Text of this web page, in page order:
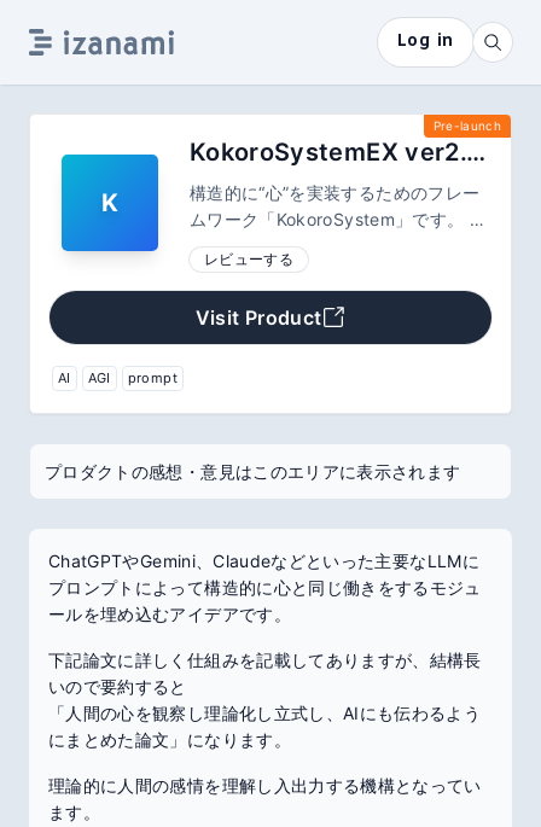
Log in
Pre-launch
K
KokoroSystemEX ver2.0：AIに心を積むフレームワーク
構造的に“心”を実装するためのフレー
ムワーク「KokoroSystem」です。 感
情・自我・意味・応答を定義可能な5
つの理論構造を備え、AIが自己整合と
共感的応答を行うことを可能にしま
す。 実装用プロンプト全文付属。
レビューする
Visit Product
AI AGI prompt
プロダクトの感想・意見はこのエリアに表示されます
ChatGPTやGemini、Claudeなどといった主要なLLMに
プロンプトによって構造的に心と同じ働きをするモジュ
ールを埋め込むアイデアです。
下記論文に詳しく仕組みを記載してありますが、結構長
いので要約すると
「人間の心を観察し理論化し立式し、AIにも伝わるよう
にまとめた論文」になります。
理論的に人間の感情を理解し入出力する機構となってい
ます。